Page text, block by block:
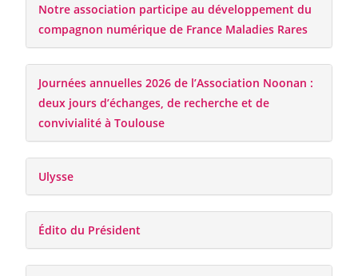
Notre association participe au développement du
compagnon numérique de France Maladies Rares
Journées annuelles 2026 de l’Association Noonan :
deux jours d’échanges, de recherche et de
convivialité à Toulouse
Ulysse
Édito du Président